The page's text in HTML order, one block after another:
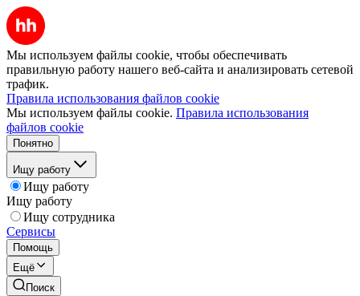
Мы используем файлы cookie, чтобы обеспечивать
правильную работу нашего веб-сайта и анализировать сетевой
трафик.
Правила использования файлов cookie
Мы используем файлы cookie. Правила использования
файлов cookie
Понятно
Ищу работу
Ищу работу
Ищу работу
Ищу сотрудника
Сервисы
Помощь
Ещё
Поиск